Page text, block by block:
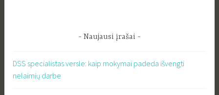
Naujausi įrašai
DSS specialistas versle: kaip mokymai padeda išvengti
nelaimių darbe